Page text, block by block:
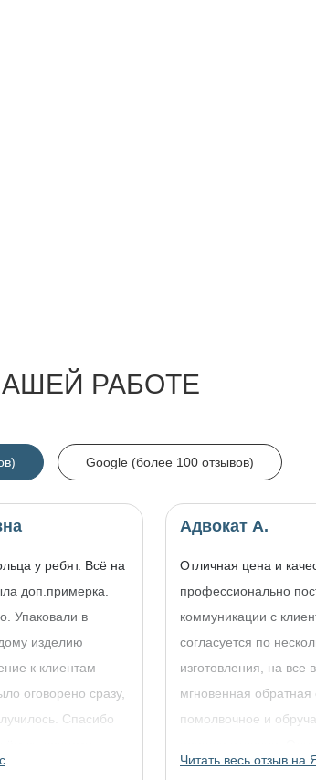
РАБОТЕ
Google (более 100 отзывов)
у ребят. Всё на
доп.примерка.
Упаковали в
изделию
к клиентам
оговорено сразу,
Спасибо
Адвокат А.
Отличная цена и
профессионально
коммуникации с
согласуется по
изготовления, на все
мгновенная обратная
помолвочное и
Читать весь отзыв на